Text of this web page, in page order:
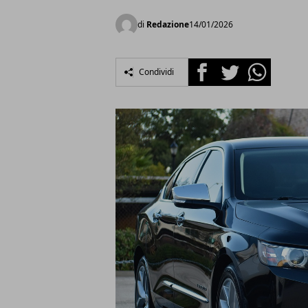
di Redazione14/01/2026
Condividi FacebookTwitterWhatsapp